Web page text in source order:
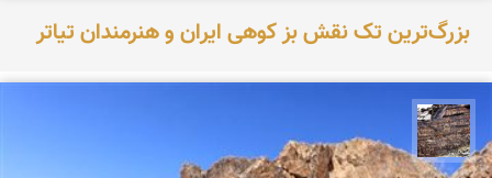
بزرگ‌ترین تک نقش بز کوهی ایران و هنرمندان تیاتر